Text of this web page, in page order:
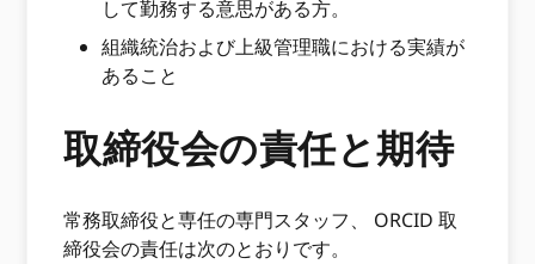
して勤務する意思がある方。
組織統治および上級管理職における実績が
あること
取締役会の責任と期待
常務取締役と専任の専門スタッフ、 ORCID 取
締役会の責任は次のとおりです。